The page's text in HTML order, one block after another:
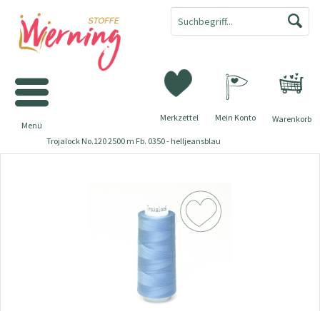
Warenkorb
Merkzettel Mein Konto
Menü
Trojalock No.120 2500 m Fb. 0350 - helljeansblau